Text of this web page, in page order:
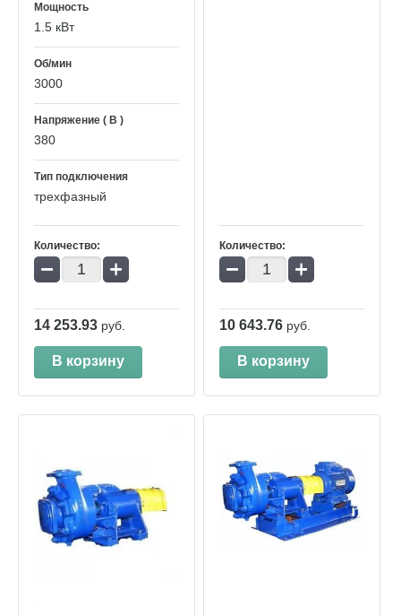
Мощность
1.5 кВт
Об/мин
3000
Напряжение ( В )
380
Тип подключения
трехфазный
Количество:
− +
14 253.93 руб.
В корзину
Количество:
− +
10 643.76 руб.
В корзину